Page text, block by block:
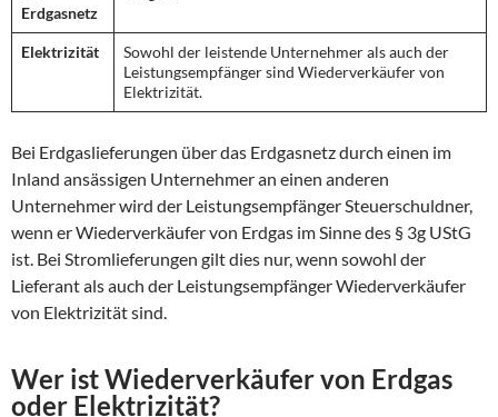
Erdgasnetz
Elektrizität
Sowohl der leistende Unternehmer als auch der
Leistungsempfänger sind Wiederverkäufer von
Elektrizität.
Bei Erdgaslieferungen über das Erdgasnetz durch einen im
Inland ansässigen Unternehmer an einen anderen
Unternehmer wird der Leistungsempfänger Steuerschuldner,
wenn er Wiederverkäufer von Erdgas im Sinne des § 3g UStG
ist. Bei Stromlieferungen gilt dies nur, wenn sowohl der
Lieferant als auch der Leistungsempfänger Wiederverkäufer
von Elektrizität sind.
Wer ist Wiederverkäufer von Erdgas
oder Elektrizität?